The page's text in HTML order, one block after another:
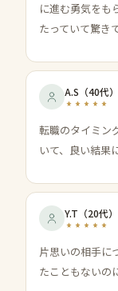
に進む勇気をも
たっていて驚きで
A.S （40代）
転職のタイミン
いて、良い結果
Y.T （20代）
片思いの相手に
たこともないの